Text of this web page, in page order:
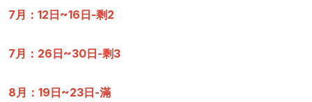
7月：12日~16日-剩2
7月 ： 26日~30日-剩3
8月：19日~23日-滿